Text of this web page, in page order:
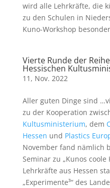
wird alle Lehrkräfte, die
zu den Schulen in
Kuno-Workshop
Vierte Runde der
Hessischen
11, Nov. 2022
Aller guten Dinge sind
zu der Kooperation
Kultusministerium, dem
Hessen und Plastics
November fand nämlich
Seminar zu „Kunos
Lehrkräfte aus Hessen
„Experimente³“ des